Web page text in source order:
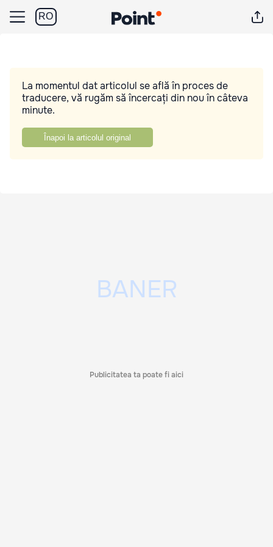
RO
La momentul dat articolul se află în proces de
traducere, vă rugăm să încercați din nou în câteva
minute.
Înapoi la articolul original
Publicitatea ta poate fi aici